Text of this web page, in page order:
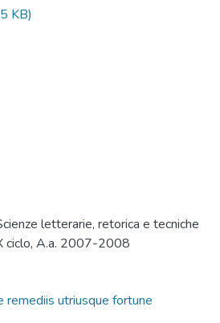
KB)
letterarie, retorica e tecniche
ciclo, A.a. 2007-2008
remediis utriusque fortune